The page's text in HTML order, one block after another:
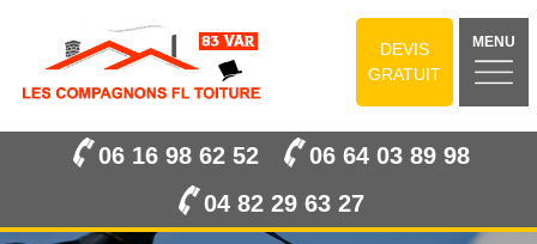
DEVIS
GRATUIT
MENU
06 16 98 62 52
06 64 03 89 98
04 82 29 63 27